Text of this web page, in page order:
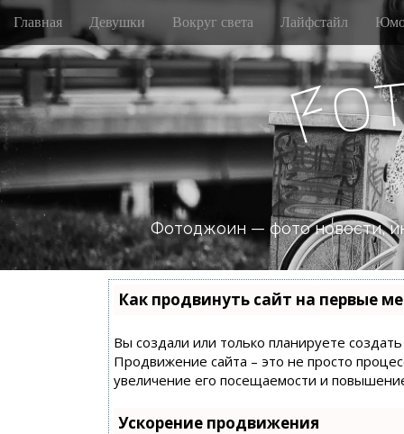
M
i
n
m
e
n
u
S
i
p
t
o
c
o
n
t
e
Главная Девушки Вокруг света Лайфстайл
Fo
Фотоджоин — фото новости,
Как продвинуть сайт на первые
Вы создали или только планируете
Продвижение сайта – это не просто
увеличение его посещаемости и
Ускорение продвижения